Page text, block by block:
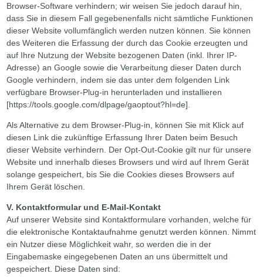
Browser-Software verhindern; wir weisen Sie jedoch darauf hin,
dass Sie in diesem Fall gegebenenfalls nicht sämtliche Funktionen
dieser Website vollumfänglich werden nutzen können. Sie können
des Weiteren die Erfassung der durch das Cookie erzeugten und
auf Ihre Nutzung der Website bezogenen Daten (inkl. Ihrer IP-
Adresse) an Google sowie die Verarbeitung dieser Daten durch
Google verhindern, indem sie das unter dem folgenden Link
verfügbare Browser-Plug-in herunterladen und installieren
[https://tools.google.com/dlpage/gaoptout?hl=de]
Als Alternative zu dem Browser-Plug-in, können Sie mit Klick auf
diesen Link die zukünftige Erfassung Ihrer Daten beim Besuch
dieser Website verhindern. Der Opt-Out-Cookie gilt nur für unsere
Website und innerhalb dieses Browsers und wird auf Ihrem Gerät
solange gespeichert, bis Sie die Cookies dieses Browsers auf
Ihrem Gerät löschen.
V. Kontaktformular und E-Mail-Kontakt
Auf unserer Website sind Kontaktformulare vorhanden, welche für
die elektronische Kontaktaufnahme genutzt werden können. Nimmt
ein Nutzer diese Möglichkeit wahr, so werden die in der
Eingabemaske eingegebenen Daten an uns übermittelt und
gespeichert. Diese Daten sind: